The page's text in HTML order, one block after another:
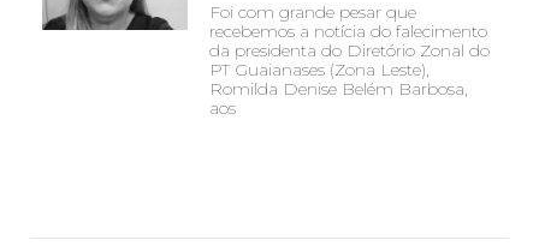
Foi com grande pesar que
recebemos a notícia do falecimento
da presidenta do Diretório Zonal do
PT Guaianases (Zona Leste),
Romilda Denise Belém Barbosa,
aos